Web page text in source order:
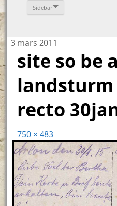
Sidebar
3 mars 2011
site so be
landsturm
recto
750 × 483